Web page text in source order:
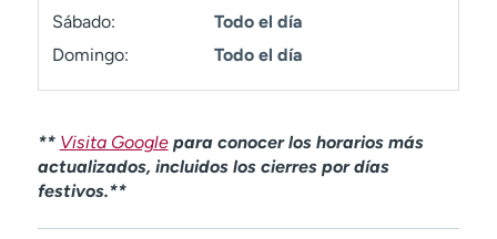
Sábado:
Todo el día
Domingo:
Todo el día
** Visita Googlepara conocer los horarios más
actualizados, incluidos los cierres por días
festivos.**